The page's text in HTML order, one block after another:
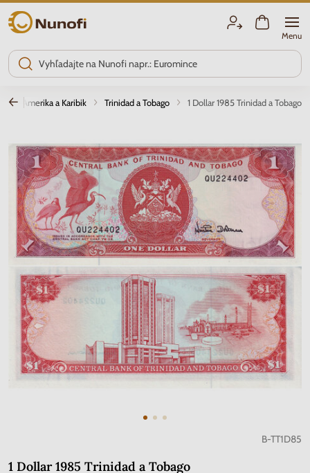
Nunofi.sk
Menu
Amerika a Karibik Trinidad a Tobago 1 Dollar 1985 Trinidad a Tobago
B-TT1D85
1 Dollar 1985 Trinidad a Tobago